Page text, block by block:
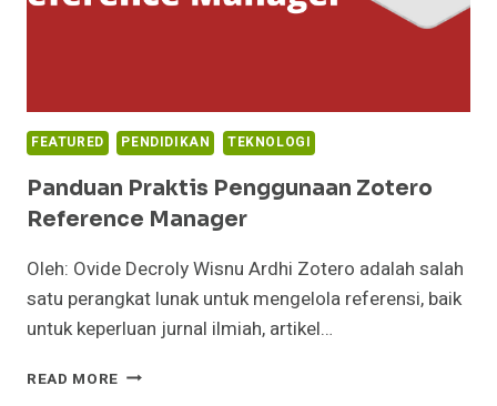
FEATURED PENDIDIKAN TEKNOLOGI
Panduan Praktis Penggunaan Zotero
Reference Manager
Oleh: Ovide Decroly Wisnu Ardhi Zotero adalah salah
satu perangkat lunak untuk mengelola referensi, baik
untuk keperluan jurnal ilmiah, artikel…
READ MORE PANDUAN